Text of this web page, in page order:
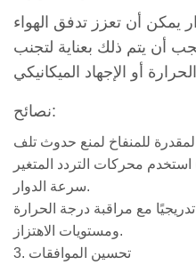
2.
التحكم
في
الظروف
3.3
3.
زيادة
الحمل
التدريجي
يمكن أن تعزز تدفق الهواء
أن يتم ذلك بعناية لتجنب
نصائح:
استخدم محركات التردد المتغير (VFDs) للتحكم الدقيق في
سرعة الدوار.
مع مراقبة درجة الحرارة
ومستويات الاهتزاز.
3. تحسين الموافقات